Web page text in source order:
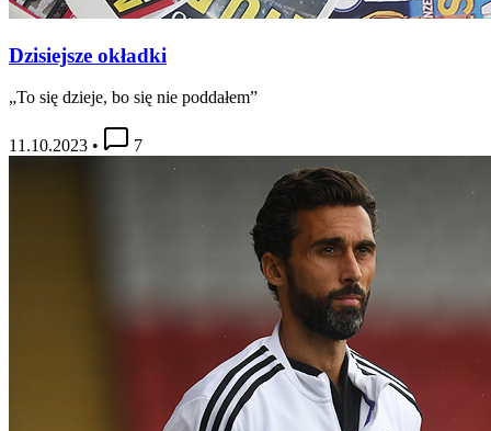
Dzisiejsze okładki
„To się dzieje, bo się nie poddałem”
11.10.2023 • 7